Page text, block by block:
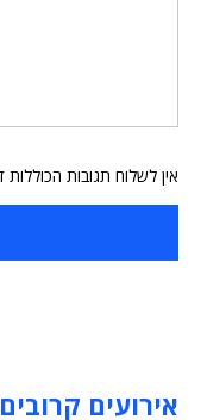
אין לשלוח תגובות
אירועים קרובים